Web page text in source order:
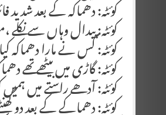
کوئٹہ: دھماکہ کے بعد شدید
کوئٹہ: پیدال وہاں سے نکلے
کوئٹہ: کس نے مارا دھماکہ
کوئٹہ: گاڑی میں بیٹھے تھے
کوئٹہ: آدھے راستے میں ہمیں